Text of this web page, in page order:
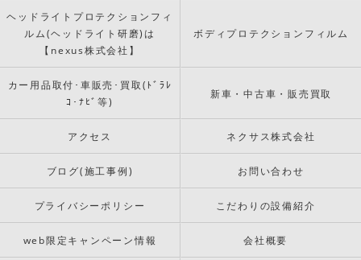
ヘッドライトプロテクションフィ
ルム(ヘッドライト研磨)は
【nexus株式会社】
ボディプロテクションフィルム
カー用品取付･車販売･買取(ﾄﾞﾗﾚ
ｺ･ﾅﾋﾞ等)
新車・中古車・販売買取
アクセス ネクサス株式会社
ブログ(施工事例) お問い合わせ
プライバシーポリシー こだわりの設備紹介
web限定キャンペーン情報 会社概要